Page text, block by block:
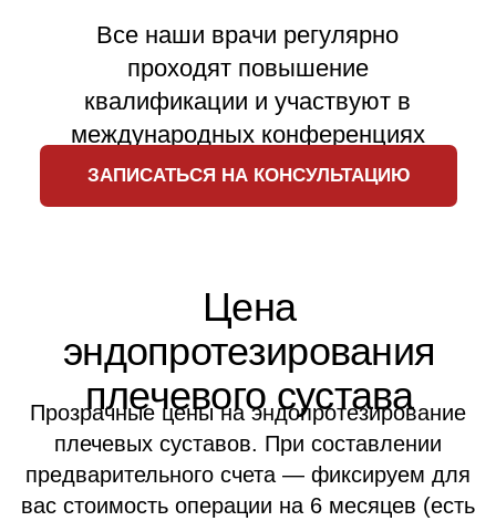
Рекомендуем
за сутки
Одноместная палата повышенной
комфортного восстановления.
День госпитализации - бесплатно, не
оплачивается палата и пребывание.
Что входит:
санузел
✓ душевая кабина с гидромассажным